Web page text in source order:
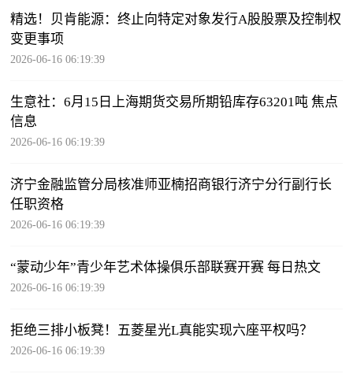
精选！贝肯能源：终止向特定对象发行A股股票及控制权
变更事项
2026-06-16 06:19:39
生意社：6月15日上海期货交易所期铅库存63201吨 焦点
信息
2026-06-16 06:19:39
济宁金融监管分局核准师亚楠招商银行济宁分行副行长
任职资格
2026-06-16 06:19:39
“蒙动少年”青少年艺术体操俱乐部联赛开赛 每日热文
2026-06-16 06:19:39
拒绝三排小板凳！五菱星光L真能实现六座平权吗？
2026-06-16 06:19:39